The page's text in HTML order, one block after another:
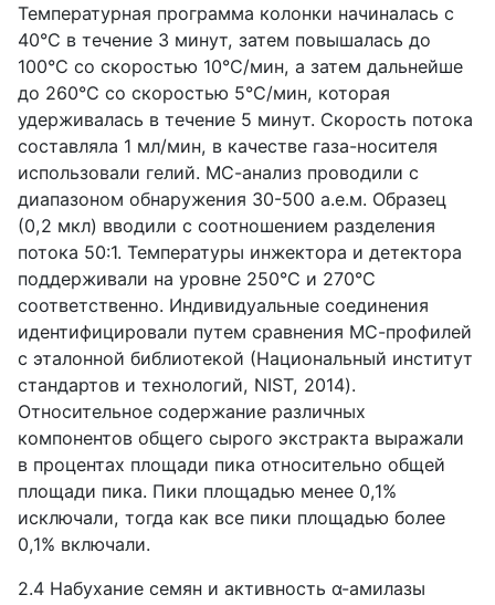
Температурная программа колонки начиналась с
40°C в течение 3 минут, затем повышалась до
100°C со скоростью 10°C/мин, а затем дальнейше
до 260°C со скоростью 5°C/мин, которая
удерживалась в течение 5 минут. Скорость потока
составляла 1 мл/мин, в качестве газа-носителя
использовали гелий. МС-анализ проводили с
диапазоном обнаружения 30-500 а.е.м. Образец
(0,2 мкл) вводили с соотношением разделения
потока 50:1. Температуры инжектора и детектора
поддерживали на уровне 250°C и 270°C
соответственно. Индивидуальные соединения
идентифицировали путем сравнения МС-профилей
с эталонной библиотекой (Национальный институт
стандартов и технологий, NIST, 2014).
Относительное содержание различных
компонентов общего сырого экстракта выражали
в процентах площади пика относительно общей
площади пика. Пики площадью менее 0,1%
исключали, тогда как все пики площадью более
0,1% включали.
2.4 Набухание семян и активность α-амилазы